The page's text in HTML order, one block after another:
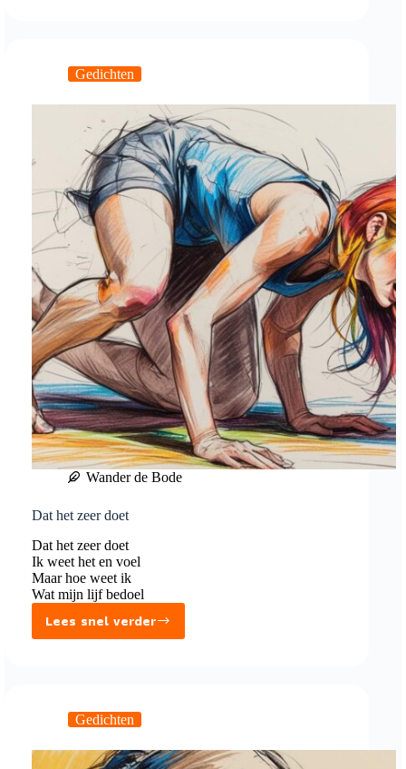
Gedichten
Wander de Bode
Dat het zeer doet
Dat het zeer doet
Ik weet het en voel
Maar hoe weet ik
Wat mijn lijf bedoel
Lees snel verder
Dat
Gedichten